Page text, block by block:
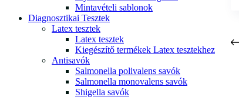
Mintavételi sablonok
Diagnosztikai Tesztek
Latex tesztek
Latex tesztek
Kiegészítő termékek Latex tesztekhez
Antisavók
Salmonella polivalens savók
Salmonella monovalens savók
Shigella savók